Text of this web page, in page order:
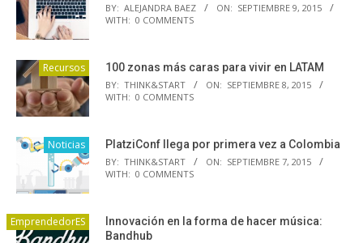
BY: ALEJANDRA BAEZ ON: SEPTIEMBRE 9, 2015
WITH: 0 COMMENTS
Recursos 100 zonas más caras para vivir en LATAM
BY: THINK&START ON: SEPTIEMBRE 8, 2015
WITH: 0 COMMENTS
Noticias PlatziConf llega por primera vez a Colombia
BY: THINK&START ON: SEPTIEMBRE 7, 2015
WITH: 0 COMMENTS
EmprendedorES
Innovación en la forma de hacer música:
Bandhub